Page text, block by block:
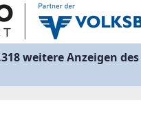
weitere Anzeigen des